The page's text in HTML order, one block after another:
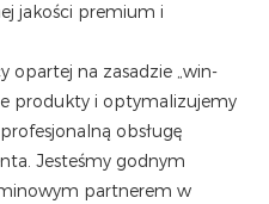
jakości premium i
opartej na zasadzie „win-
produkty i optymalizujemy
obsługę
Jesteśmy godnym
partnerem w